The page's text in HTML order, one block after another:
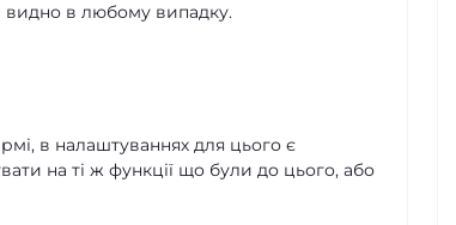
видно в любому випадку.
в налаштуваннях для цього є
на ті ж функції що були до цього, або